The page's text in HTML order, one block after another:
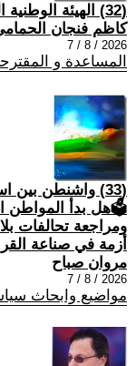
(32) الهيئة الوطنية العليا للإصلاح
كاظم فنجان
2026 / 8 / 7
المساعدة و
(33) واشنطن بين
🗳هل بدأ المواطن
ومراجعة تحالفات
أزمة في صناعة
مروان صباح
2026 / 8 / 7
مواضيع وابحاث